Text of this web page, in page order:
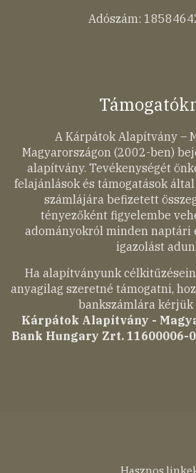
Adószám:
A Kárpátok Alapítvány –
Magyarországon (2002-ben)
alapítvány. Tevékenységét
felajánlások és támogatások
számlájára befizetett
tényezőként figyelembe
adományokról minden naptári
igazolást
Ha alapítványunk
anyagilag szeretné támogatni,
bankszámlára
Kárpátok Alapítvány -
Bank Hungary Zrt. 11600006-